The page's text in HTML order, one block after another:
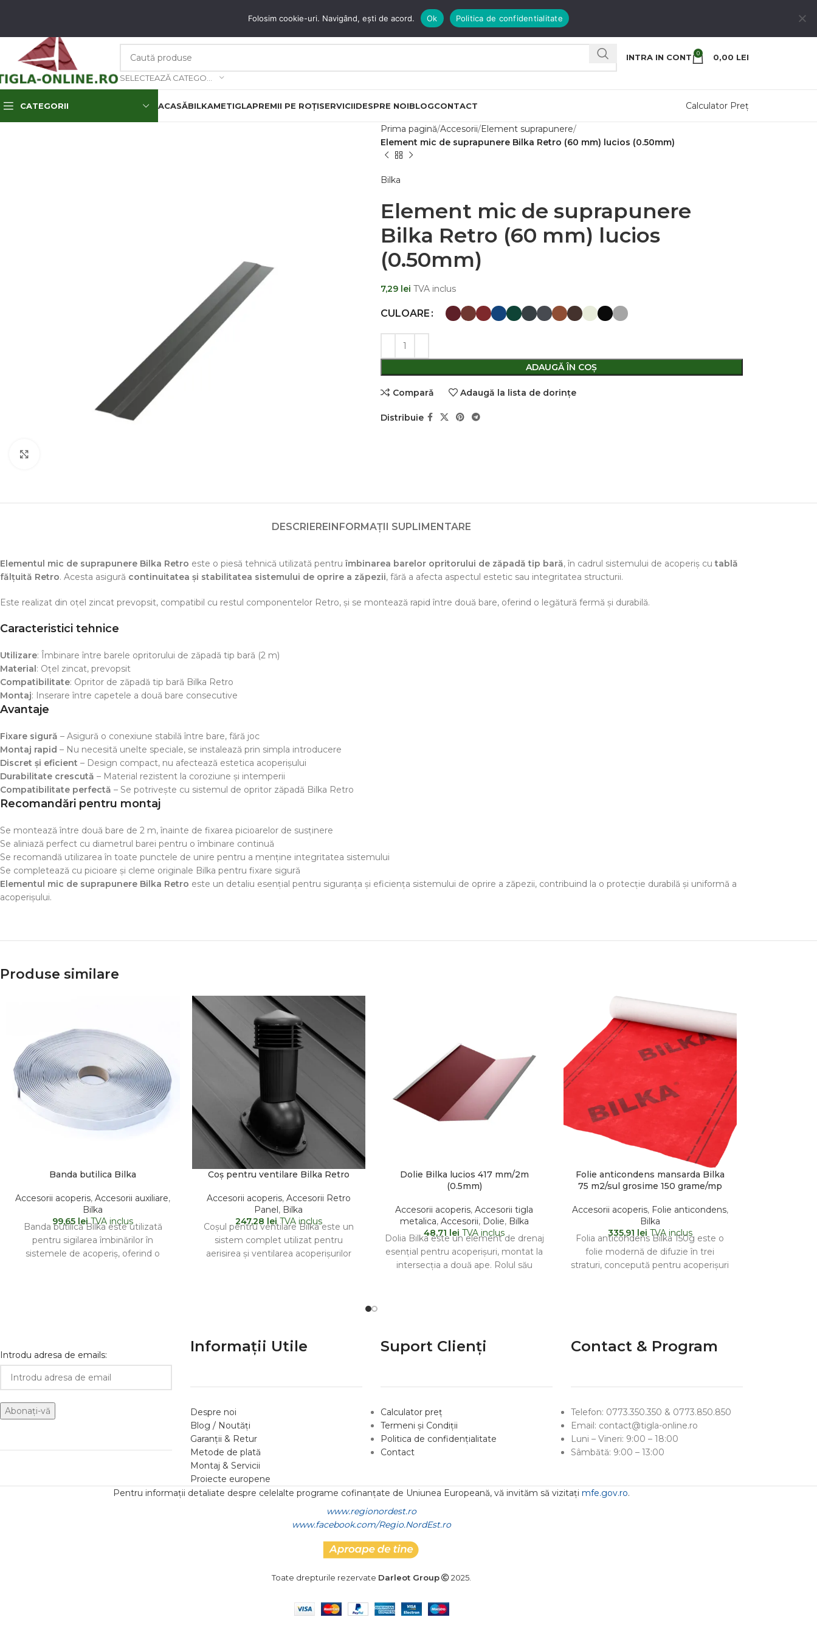
INTRA IN CONT 0 0,00 LEI
CATEGORII ACASĂBILKAMETIGLAPREMII PE ROȚISERVICIIDESPRE NOIBLOGCONTACT Calculator Preț
Prima pagină Accesorii Element suprapunere
Element mic de suprapunere Bilka Retro (60 mm) lucios (0.50mm)
Bilka
Element mic de suprapunere
Bilka Retro (60 mm) lucios
(0.50mm)
7,29 lei TVA inclus
CULOARE
ADAUGĂ ÎN COȘ
Comparǎ Adaugă la lista de dorințe
Distribuie
DESCRIEREINFORMAȚII SUPLIMENTARE
Elementul mic de suprapunere Bilka Retro este o piesă tehnică utilizată pentru îmbinarea barelor opritorului de zăpadă tip bară, în cadrul sistemului de acoperiș cutablă
fălțuită Retro. Acesta asigură continuitatea și stabilitatea sistemului de oprire a zăpezii, fără a afecta aspectul estetic sau integritatea structurii.
Este realizat din oțel zincat prevopsit, compatibil cu restul componentelor Retro, și se montează rapid între două bare, oferind o legătură fermă și durabilă.
Caracteristici tehnice
Utilizare: Îmbinare între barele opritorului de zăpadă tip bară (2 m)
Material: Oțel zincat, prevopsit
Compatibilitate: Opritor de zăpadă tip bară Bilka Retro
Montaj: Inserare între capetele a două bare consecutive
Avantaje
Fixare sigură – Asigură o conexiune stabilă între bare, fără joc
Montaj rapid – Nu necesită unelte speciale, se instalează prin simpla introducere
Discret și eficient – Design compact, nu afectează estetica acoperișului
Durabilitate crescută – Material rezistent la coroziune și intemperii
Compatibilitate perfectă – Se potrivește cu sistemul de opritor zăpadă Bilka Retro
Recomandări pentru montaj
Se montează între două bare de 2 m, înainte de fixarea picioarelor de susținere
Se aliniază perfect cu diametrul barei pentru o îmbinare continuă
Se recomandă utilizarea în toate punctele de unire pentru a menține integritatea sistemului
Se completează cu picioare și cleme originale Bilka pentru fixare sigură
Elementul mic de suprapunere Bilka Retro este un detaliu esențial pentru siguranța și eficiența sistemului de oprire a zăpezii, contribuind la o protecție durabilă și uniformă a
acoperișului.
Produse similare
Banda butilica Bilka
Accesorii acoperis,Accesorii auxiliare,
Bilka
99,65 leiTVA inclus
Banda butilică Bilka este utilizată
pentru sigilarea îmbinărilor în
sistemele de acoperiș, oferind o
Coș pentru ventilare Bilka Retro
Accesorii acoperis, Accesorii Retro
Panel , Bilka
247,28 leiTVA inclus
Coșul pentru ventilare Bilka este un
sistem complet utilizat pentru
aerisirea și ventilarea acoperișurilor
Dolie Bilka lucios 417 mm/2m
(0.5mm)
Accesorii acoperis,Accesorii tigla
metalica, Accesorii, Dolie, Bilka
48,71 lei TVA inclus
Dolia Bilka este un element de drenaj
esențial pentru acoperișuri, montat la
intersecția a două ape. Rolul său
Folie anticondens mansarda Bilka
75 m2/sul grosime 150 grame/mp
Accesorii acoperis, Folie anticondens,
Bilka
335,91 lei TVA inclus
Folia anticondens Bilka 150g este o
folie modernă de difuzie în trei
straturi, concepută pentru acoperișuri
Introdu adresa de emails: Informații Utile
Despre noi
Blog / Noutăți
Garanții & Retur
Metode de plată
Montaj & Servicii
Proiecte europene
Suport Clienți
Calculator preț
Termeni și Condiții
Politica de confidențialitate
Contact
Contact & Program
Telefon: 0773.350.350 & 0773.850.850
Email: contact@tigla-online.ro
Luni – Vineri: 9:00 – 18:00
Sâmbătă: 9:00 – 13:00
Pentru informații detaliate despre celelalte programe cofinanțate de Uniunea Europeană, vă invităm să vizitați mfe.gov.ro.
www.regionordest.ro
www.facebook.com/Regio.NordEst.ro
Toate drepturile rezervate Darleot Group 2025.
Folosim cookie-uri. Navigând, ești de acord. Ok Politica de confidentialitate